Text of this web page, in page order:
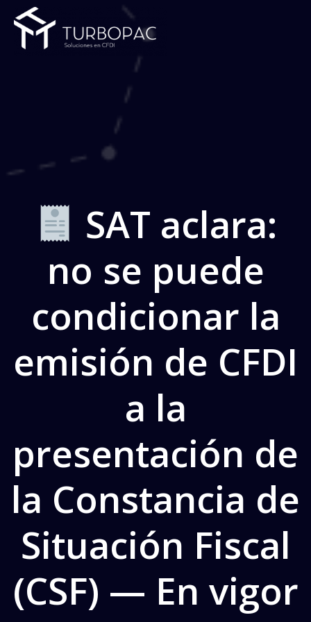
al
contenido
SAT aclara:
no se puede
condicionar la
emisión de CFDI
a la
presentación de
la Constancia de
Situación Fiscal
(CSF) — En vigor